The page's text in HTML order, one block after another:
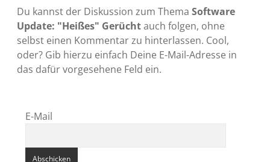
Barrierefreiheit
Meine Fediverse Regeln
Alleinr – Der Ruheraum im Web (externer Link)
S9y InfoCamp – Der Serendpity Podcast (externer
Link)
öffnen
Datenschutz
Microblog
rss email-
form
mastodon
Du kannst der Diskussion zum Thema Software
Update: "Heißes" Gerüchtauch folgen, ohne
selbst einen Kommentar zu hinterlassen. Cool,
oder? Gib hierzu einfach Deine E-Mail-Adresse in
das dafür vorgesehene Feld ein.
E-Mail